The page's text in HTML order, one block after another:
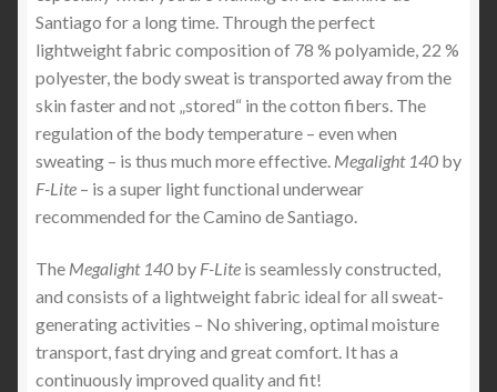
Santiago for a long time. Through the perfect
lightweight fabric composition of 78 % polyamide, 22 %
polyester, the body sweat is transported away from the
skin faster and not „stored“ in the cotton fibers. The
regulation of the body temperature – even when
sweating – is thus much more effective. Megalight 140 by
F-Lite – is a super light functional underwear
recommended for the Camino de Santiago.
The Megalight 140 by F-Lite is seamlessly constructed,
and consists of a lightweight fabric ideal for all sweat-
generating activities – No shivering, optimal moisture
transport, fast drying and great comfort. It has a
continuously improved quality and fit!